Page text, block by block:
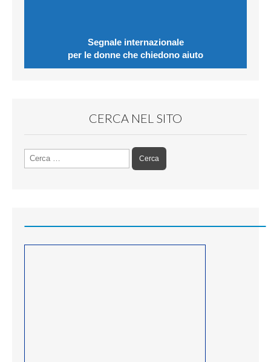
Segnale internazionale
per le donne che chiedono aiuto
CERCA NEL SITO